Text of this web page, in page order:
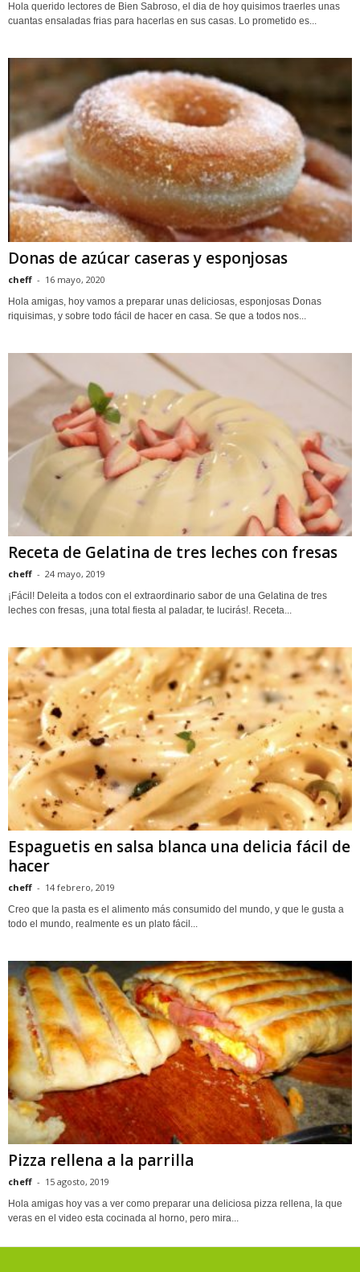
Hola querido lectores de Bien Sabroso, el dia de hoy quisimos traerles unas
cuantas ensaladas frias para hacerlas en sus casas. Lo prometido es...
Donas de azúcar caseras y esponjosas
cheff - 16 mayo, 2020
Hola amigas, hoy vamos a preparar unas deliciosas, esponjosas Donas
riquisimas, y sobre todo fácil de hacer en casa. Se que a todos nos...
Receta de Gelatina de tres leches con fresas
cheff - 24 mayo, 2019
¡Fácil! Deleita a todos con el extraordinario sabor de una Gelatina de tres
leches con fresas, ¡una total fiesta al paladar, te lucirás!. Receta...
Espaguetis en salsa blanca una delicia fácil de
hacer
cheff - 14 febrero, 2019
Creo que la pasta es el alimento más consumido del mundo, y que le gusta a
todo el mundo, realmente es un plato fácil...
Pizza rellena a la parrilla
cheff - 15 agosto, 2019
Hola amigas hoy vas a ver como preparar una deliciosa pizza rellena, la que
veras en el video esta cocinada al horno, pero mira...